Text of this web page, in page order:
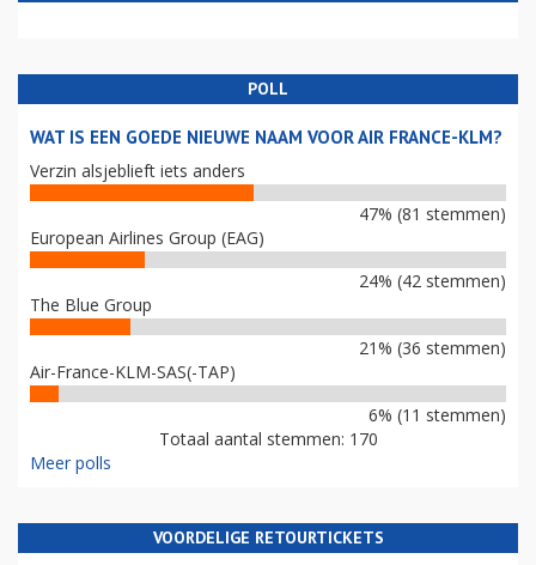
POLL
WAT IS EEN GOEDE NIEUWE NAAM VOOR AIR FRANCE-KLM?
Verzin alsjeblieft iets anders
47% (81 stemmen)
European Airlines Group (EAG)
24% (42 stemmen)
The Blue Group
21% (36 stemmen)
Air-France-KLM-SAS(-TAP)
6% (11 stemmen)
Totaal aantal stemmen: 170
Meer polls
VOORDELIGE RETOURTICKETS